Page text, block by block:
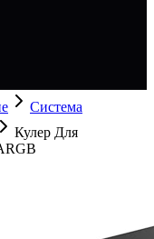
Система
Кулер Для